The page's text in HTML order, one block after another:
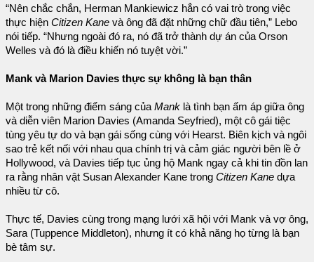
“Nên chắc chắn, Herman Mankiewicz hẳn có vai trò trong việc
thực hiện Citizen Kane và ông đã đặt những chữ đầu tiên,” Lebo
nói tiếp. “Nhưng ngoài đó ra, nó đã trở thành dự án của Orson
Welles và đó là điều khiến nó tuyệt vời.”
Mank và Marion Davies thực sự không là bạn thân
Một trong những điểm sáng của Mank là tình bạn ấm áp giữa ông
và diễn viên Marion Davies (Amanda Seyfried), một cô gái tiệc
tùng yêu tự do và bạn gái sống cùng với Hearst. Biên kịch và ngôi
sao trẻ kết nối với nhau qua chính trị và cảm giác người bên lề ở
Hollywood, và Davies tiếp tục ủng hộ Mank ngay cả khi tin đồn lan
ra rằng nhân vật Susan Alexander Kane trong Citizen Kane dựa
nhiều từ cô.
Thực tế, Davies cùng trong mạng lưới xã hội với Mank và vợ ông,
Sara (Tuppence Middleton), nhưng ít có khả năng họ từng là bạn
bè tâm sự.